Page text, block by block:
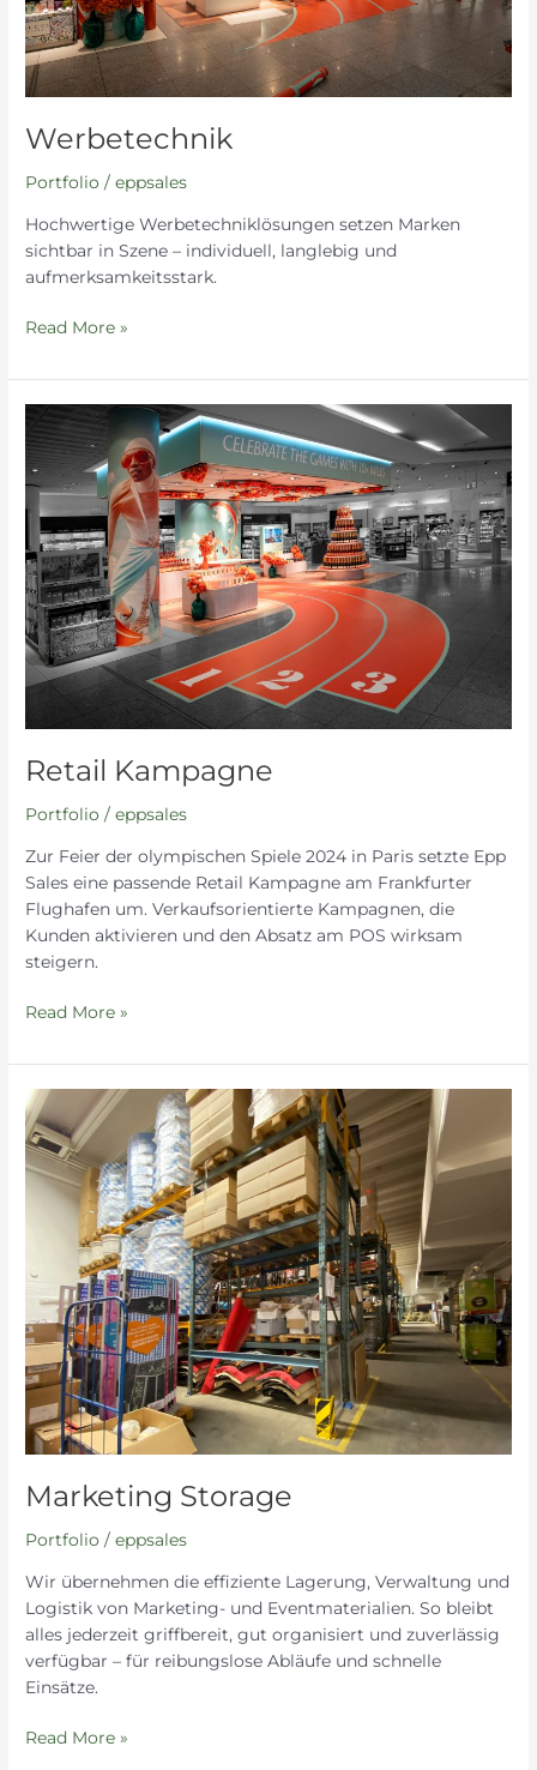
Werbetechnik
Portfolio /eppsales
Hochwertige Werbetechniklösungen setzen Marken
sichtbar in Szene – individuell, langlebig und
aufmerksamkeitsstark.
Read More »
Retail Kampagne
Portfolio /eppsales
Zur Feier der olympischen Spiele 2024 in Paris setzte Epp
Sales eine passende Retail Kampagne am Frankfurter
Flughafen um. Verkaufsorientierte Kampagnen, die
Kunden aktivieren und den Absatz am POS wirksam
steigern.
Retail
Kampagne
Read More »
Marketing Storage
Portfolio /eppsales
Wir übernehmen die effiziente Lagerung, Verwaltung und
Logistik von Marketing- und Eventmaterialien. So bleibt
alles jederzeit griffbereit, gut organisiert und zuverlässig
verfügbar – für reibungslose Abläufe und schnelle
Einsätze.
Marketing
Storage
Read More »